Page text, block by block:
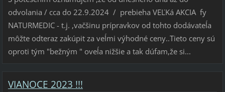
odvolania / cca do 22.9.2024 / prebieha VEĽKá AKCIA fy
NATURMEDIC - t.j. ,vačšinu prípravkov od tohto dodávateĺa
môžte odteraz zakúpit za veĺmi výhodné ceny..Tieto ceny sú
oproti tým "bežným " oveĺa nižšie a tak dúfam,že si...
VIANOCE 2023 !!!